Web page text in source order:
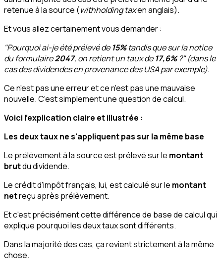
retenue à la source (withholding taxen anglais).
Et vous allez certainement vous demander :
"Pourquoi ai-je été prélevé de 15%tandis que sur la notice
du formulaire2047, on retient un taux de 17,6%?" (dans le
cas des dividendes en provenance des USA par exemple).
Ce n'est pas une erreur et ce n'est pas une mauvaise
nouvelle. C'est simplement une question de calcul.
Voici l'explication claire et illustrée :
Les deux taux ne s'appliquent pas sur la même base
Le prélèvement à la source est prélevé sur le montant
brutdu dividende.
Le crédit d'impôt français, lui, est calculé sur le montant
netreçu après prélèvement.
Et c'est précisément cette différence de base de calcul qui
explique pourquoi les deux taux sont différents.
Dans la majorité des cas, ça revient strictement à la même
chose.